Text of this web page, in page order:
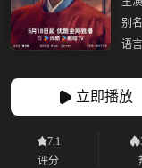
别名
语言
立即播放
7.1
评分